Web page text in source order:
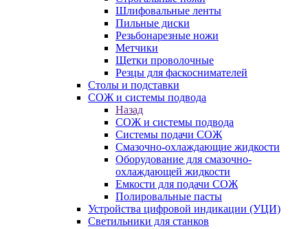
Шлифовальные ленты
Пильные диски
Резьбонарезные ножи
Метчики
Щетки проволочные
Резцы для фаскоснимателей
Столы и подставки
СОЖ и системы подвода
Назад
СОЖ и системы подвода
Системы подачи СОЖ
Смазочно-охлаждающие жидкости
Оборудование для смазочно-
охлаждающей жидкости
Емкости для подачи СОЖ
Полировальные пасты
Устройства цифровой индикации (УЦИ)
Светильники для станков